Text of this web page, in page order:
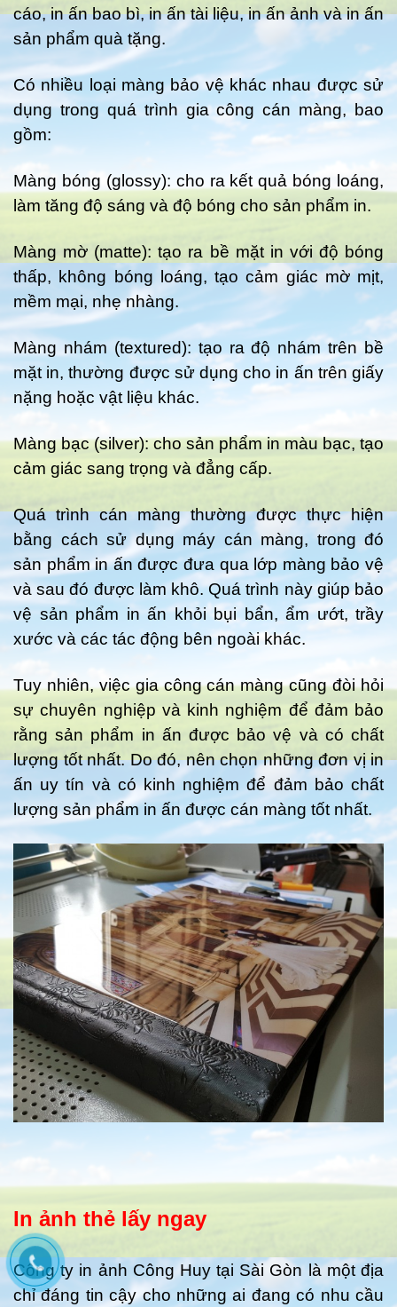
cáo, in ấn bao bì, in ấn tài liệu, in ấn ảnh và in ấn
sản phẩm quà tặng.
Có nhiều loại màng bảo vệ khác nhau được sử
dụng trong quá trình gia công cán màng, bao
gồm:
Màng bóng (glossy): cho ra kết quả bóng loáng,
làm tăng độ sáng và độ bóng cho sản phẩm in.
Màng mờ (matte): tạo ra bề mặt in với độ bóng
thấp, không bóng loáng, tạo cảm giác mờ mịt,
mềm mại, nhẹ nhàng.
Màng nhám (textured): tạo ra độ nhám trên bề
mặt in, thường được sử dụng cho in ấn trên giấy
nặng hoặc vật liệu khác.
Màng bạc (silver): cho sản phẩm in màu bạc, tạo
cảm giác sang trọng và đẳng cấp.
Quá trình cán màng thường được thực hiện
bằng cách sử dụng máy cán màng, trong đó
sản phẩm in ấn được đưa qua lớp màng bảo vệ
và sau đó được làm khô. Quá trình này giúp bảo
vệ sản phẩm in ấn khỏi bụi bẩn, ẩm ướt, trầy
xước và các tác động bên ngoài khác.
Tuy nhiên, việc gia công cán màng cũng đòi hỏi
sự chuyên nghiệp và kinh nghiệm để đảm bảo
rằng sản phẩm in ấn được bảo vệ và có chất
lượng tốt nhất. Do đó, nên chọn những đơn vị in
ấn uy tín và có kinh nghiệm để đảm bảo chất
lượng sản phẩm in ấn được cán màng tốt nhất.
In ảnh thẻ lấy ngay
Công ty in ảnh Công Huy tại Sài Gòn là một địa
chỉ đáng tin cậy cho những ai đang có nhu cầu